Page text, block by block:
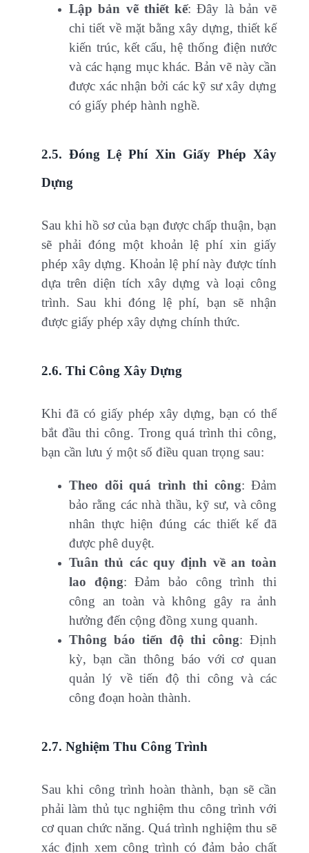
Lập bản vẽ thiết kế: Đây là bản vẽ
chi tiết về mặt bằng xây dựng, thiết kế
kiến trúc, kết cấu, hệ thống điện nước
và các hạng mục khác. Bản vẽ này cần
được xác nhận bởi các kỹ sư xây dựng
có giấy phép hành nghề.
2.5. Đóng Lệ Phí Xin Giấy Phép Xây
Dựng
Sau khi hồ sơ của bạn được chấp thuận, bạn
sẽ phải đóng một khoản lệ phí xin giấy
phép xây dựng. Khoản lệ phí này được tính
dựa trên diện tích xây dựng và loại công
trình. Sau khi đóng lệ phí, bạn sẽ nhận
được giấy phép xây dựng chính thức.
2.6. Thi Công Xây Dựng
Khi đã có giấy phép xây dựng, bạn có thể
bắt đầu thi công. Trong quá trình thi công,
bạn cần lưu ý một số điều quan trọng sau:
Theo dõi quá trình thi công: Đảm
bảo rằng các nhà thầu, kỹ sư, và công
nhân thực hiện đúng các thiết kế đã
được phê duyệt.
Tuân thủ các quy định về an toàn
lao động: Đảm bảo công trình thi
công an toàn và không gây ra ảnh
hưởng đến cộng đồng xung quanh.
Thông báo tiến độ thi công: Định
kỳ, bạn cần thông báo với cơ quan
quản lý về tiến độ thi công và các
công đoạn hoàn thành.
2.7. Nghiệm Thu Công Trình
Sau khi công trình hoàn thành, bạn sẽ cần
phải làm thủ tục nghiệm thu công trình với
cơ quan chức năng. Quá trình nghiệm thu sẽ
xác định xem công trình có đảm bảo chất